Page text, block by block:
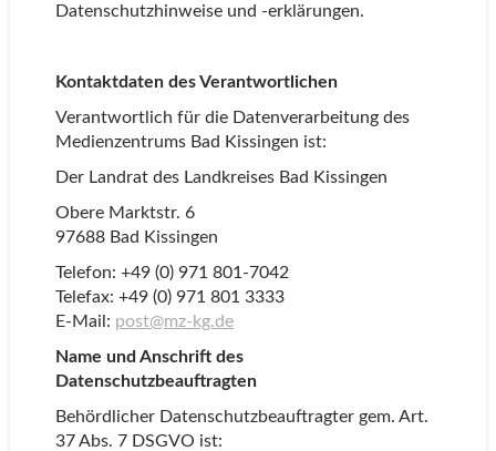
Datenschutzhinweise und -erklärungen.
Kontaktdaten des Verantwortlichen
Verantwortlich für die Datenverarbeitung des
Medienzentrums Bad Kissingen ist:
Der Landrat des Landkreises Bad Kissingen
Obere Marktstr. 6
97688 Bad Kissingen
Telefon: +49 (0) 971 801-7042
Telefax: +49 (0) 971 801 3333
E-Mail: post@mz-kg.de
Name und Anschrift des
Datenschutzbeauftragten
Behördlicher Datenschutzbeauftragter gem. Art.
37 Abs. 7 DSGVO ist: